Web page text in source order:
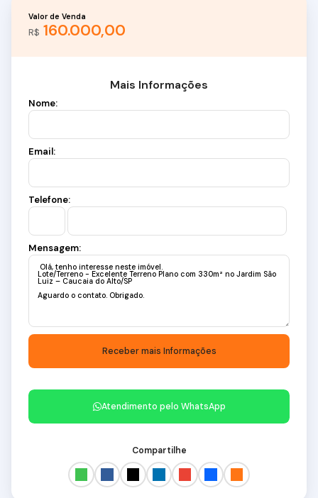
R$ 160.000,00
Valor de Venda
Mais Informações
Nome:
Email:
Telefone:
Mensagem:
Atendimento pelo WhatsApp
Compartilhe